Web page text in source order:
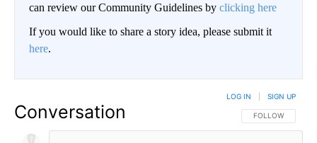
can review our Community Guidelines by clicking here
If you would like to share a story idea, please submit it
here.
Conversation FOLLOW THIS
FOLLOW
LOG IN SIGN UP